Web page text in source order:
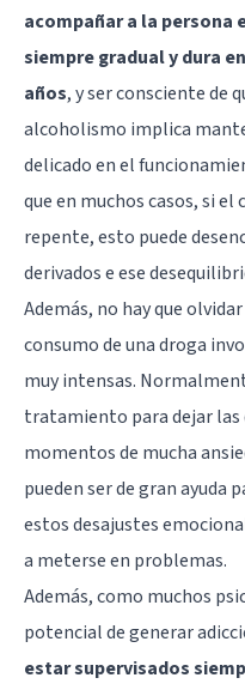
acompañar a la persona
siempre gradual y dura
años, y ser consciente de
alcoholismo implica
delicado en el
que en muchos casos, si el
repente, esto puede
derivados e ese
Además, no hay que
consumo de una droga
muy intensas.
tratamiento para dejar las
momentos de mucha
pueden ser de gran ayuda
estos desajustes
a meterse en problemas.
Además, como muchos
potencial de generar
estar supervisados